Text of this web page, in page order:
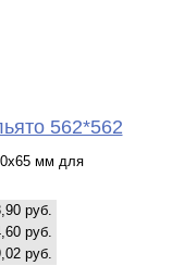
562*562
мм для
руб.
руб.
руб.